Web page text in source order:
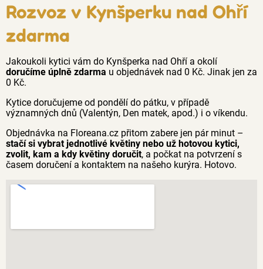
Rozvoz v Kynšperku nad Ohří
zdarma
Jakoukoli kytici vám do Kynšperka nad Ohří a okolí
doručíme úplně zdarma u objednávek nad 0 Kč. Jinak jen za
0 Kč.
Kytice doručujeme od pondělí do pátku, v případě
významných dnů (Valentýn, Den matek, apod.) i o víkendu.
Objednávka na Floreana.cz přitom zabere jen pár minut –
stačí si vybrat jednotlivé květiny nebo už hotovou kytici,
zvolit, kam a kdy květiny doručit, a počkat na potvrzení s
časem doručení a kontaktem na našeho kurýra. Hotovo.